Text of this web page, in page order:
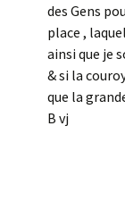
des Gens
place ,
ainsi que je
& si la
que la
B vj